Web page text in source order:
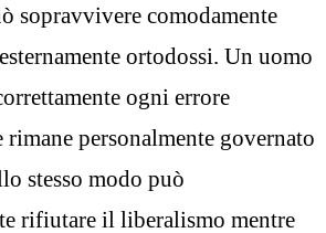
sopravvivere comodamente
ortodossi. Un uomo
ogni errore
rimane personalmente governato
stesso modo può
rifiutare il liberalismo mentre